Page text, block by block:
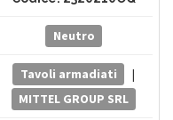
Scorrevoli Su Due Lati -
Dimensioni L 100 X P 60
X H 85 Cm
Neutro
Tavoli armadiati
|
MITTEL GROUP SRL